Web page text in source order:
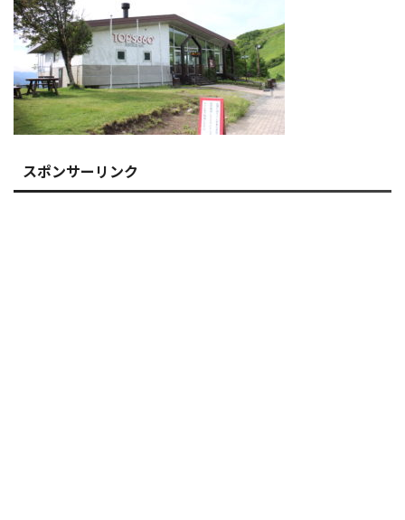
スポンサーリンク